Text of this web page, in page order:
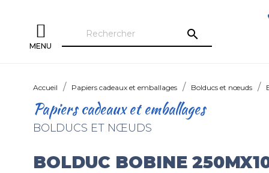
MENU
search
Accueil Papiers cadeaux et emballages Bolducs et nœuds
Papiers cadeaux et emballages
BOLDUCS ET NŒUDS
BOLDUC BOBINE